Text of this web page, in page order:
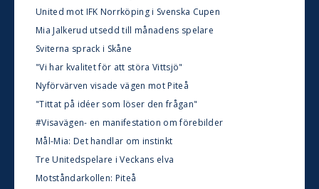
United mot IFK Norrköping i Svenska Cupen
Mia Jalkerud utsedd till månadens spelare
Sviterna sprack i Skåne
"Vi har kvalitet för att störa Vittsjö"
Nyförvärven visade vägen mot Piteå
"Tittat på idéer som löser den frågan"
#Visavägen- en manifestation om förebilder
Mål-Mia: Det handlar om instinkt
Tre Unitedspelare i Veckans elva
Motståndarkollen: Piteå